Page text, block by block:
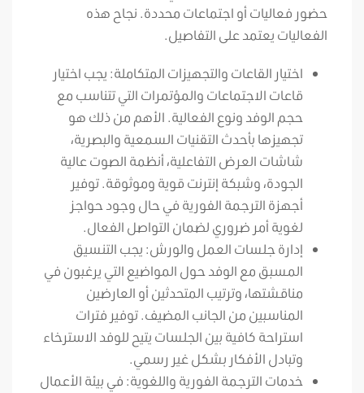
حضور فعاليات أو اجتماعات محددة. نجاح هذه
الفعاليات يعتمد على التفاصيل.
اختيار القاعات والتجهيزات المتكاملة: يجب اختيار
قاعات الاجتماعات والمؤتمرات التي تتناسب مع
حجم الوفد ونوع الفعالية. الأهم من ذلك هو
تجهيزها بأحدث التقنيات السمعية والبصرية،
شاشات العرض التفاعلية، أنظمة الصوت عالية
الجودة، وشبكة إنترنت قوية وموثوقة. توفير
أجهزة الترجمة الفورية في حال وجود حواجز
لغوية أمر ضروري لضمان التواصل الفعال.
إدارة جلسات العمل والورش: يجب التنسيق
المسبق مع الوفد حول المواضيع التي يرغبون في
مناقشتها، وترتيب المتحدثين أو العارضين
المناسبين من الجانب المضيف. توفير فترات
استراحة كافية بين الجلسات يتيح للوفد الاسترخاء
وتبادل الأفكار بشكل غير رسمي.
خدمات الترجمة الفورية واللغوية: في بيئة الأعمال